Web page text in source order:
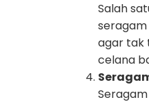
Salah
agar tak
celana